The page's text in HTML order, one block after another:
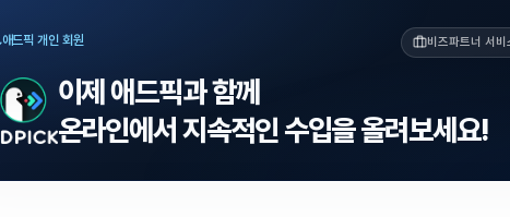
애드픽 개인 회원 비즈파트너 서비
이제 애드픽과 함께
온라인에서 지속적인 수입을 올려보세요!